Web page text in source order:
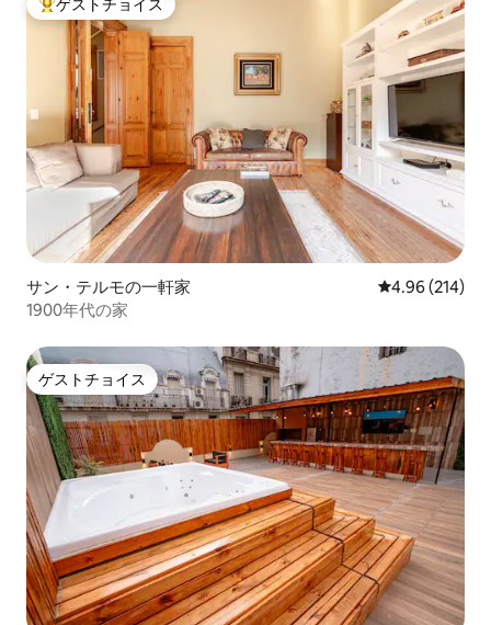
大好評のゲストチョイスです。
サン・テルモの一軒家 レビュー214
4.96 (214)
1900年代の家
ゲストチョイス
ゲストチョイス